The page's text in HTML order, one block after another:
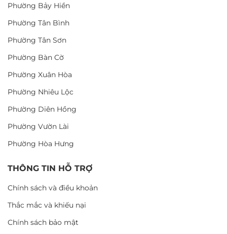
Phường Bảy Hiền
Phường Tân Bình
Phường Tân Sơn
Phường Bàn Cờ
Phường Xuân Hòa
Phường Nhiêu Lộc
Phường Diên Hồng
Phường Vườn Lài
Phường Hòa Hưng
THÔNG TIN HỖ TRỢ
Chính sách và điều khoản
Thắc mắc và khiếu nại
Chính sách bảo mật